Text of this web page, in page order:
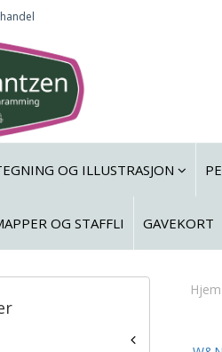
OG ILLUSTRASJON
OG STAFFLI GAVEKORT
Hjem